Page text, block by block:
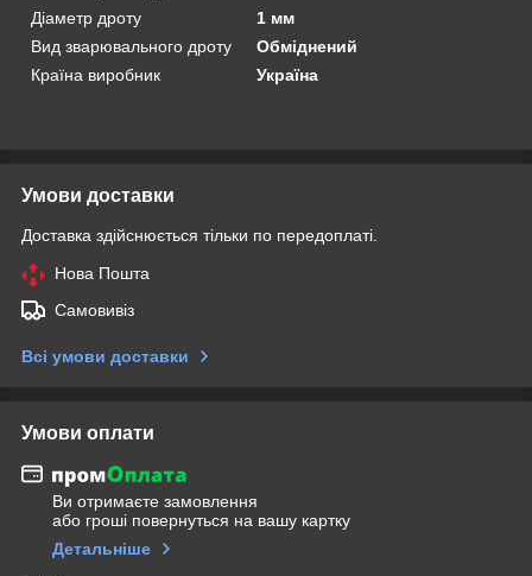
Діаметр дроту
1 мм
Вид зварювального дроту
Обміднений
Країна виробник
Україна
Умови доставки
Доставка здійснюється тільки по передоплаті.
Нова Пошта
Самовивіз
Всі умови доставки
Умови оплати
Ви отримаєте замовлення
або гроші повернуться на вашу картку
Детальніше